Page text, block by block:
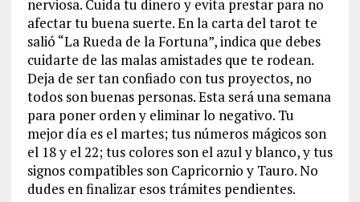
nerviosa. Cuida tu dinero y evita prestar para no
afectar tu buena suerte. En la carta del tarot te
salió “La Rueda de la Fortuna”, indica que debes
cuidarte de las malas amistades que te rodean.
Deja de ser tan confiado con tus proyectos, no
todos son buenas personas. Esta será una semana
para poner orden y eliminar lo negativo. Tu
mejor día es el martes; tus números mágicos son
el 18 y el 22; tus colores son el azul y blanco, y tus
signos compatibles son Capricornio y Tauro. No
dudes en finalizar esos trámites pendientes.